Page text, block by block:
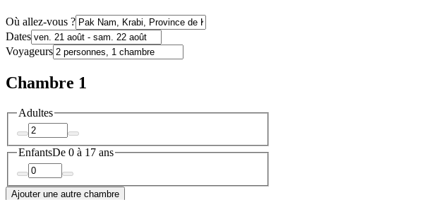
Où allez-vous ?
Dates
Voyageurs
Chambre 1
Adultes
EnfantsDe 0 à 17 ans
Ajouter une autre chambre